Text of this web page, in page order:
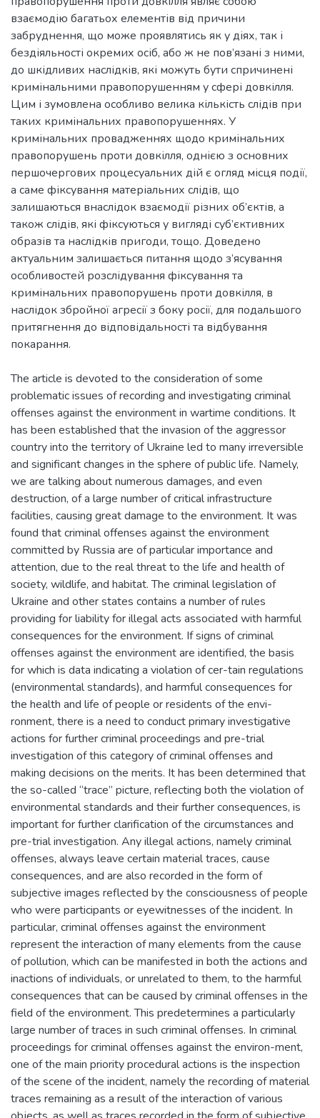
взаємодію багатьох елементів від причини
забруднення, що може проявлятись як у діях, так і
бездіяльності окремих осіб, або ж не пов’язані з ними,
до шкідливих наслідків, які можуть бути спричинені
кримінальними правопорушенням у сфері довкілля.
Цим і зумовлена особливо велика кількість слідів при
таких кримінальних правопорушеннях. У
кримінальних провадженнях щодо кримінальних
правопорушень проти довкілля, однією з основних
першочергових процесуальних дій є огляд місця події,
а саме фіксування матеріальних слідів, що
залишаються внаслідок взаємодії різних об’єктів, а
також слідів, які фіксуються у вигляді суб’єктивних
образів та наслідків пригоди, тощо. Доведено
актуальним залишається питання щодо з’ясування
особливостей розслідування фіксування та
кримінальних правопорушень проти довкілля, в
наслідок збройної агресії з боку росії, для подальшого
притягнення до відповідальності та відбування
покарання.
The article is devoted to the consideration of some
problematic issues of recording and investigating criminal
offenses against the environment in wartime conditions. It
has been established that the invasion of the aggressor
country into the territory of Ukraine led to many irreversible
and significant changes in the sphere of public life. Namely,
we are talking about numerous damages, and even
destruction, of a large number of critical infrastructure
facilities, causing great damage to the environment. It was
found that criminal offenses against the environment
committed by Russia are of particular importance and
attention, due to the real threat to the life and health of
society, wildlife, and habitat. The criminal legislation of
Ukraine and other states contains a number of rules
providing for liability for illegal acts associated with harmful
consequences for the environment. If signs of criminal
offenses against the environment are identified, the basis
for which is data indicating a violation of cer-tain regulations
(environmental standards), and harmful consequences for
the health and life of people or residents of the envi-
ronment, there is a need to conduct primary investigative
actions for further criminal proceedings and pre-trial
investigation of this category of criminal offenses and
making decisions on the merits. It has been determined that
the so-called “trace” picture, reflecting both the violation of
environmental standards and their further consequences, is
important for further clarification of the circumstances and
pre-trial investigation. Any illegal actions, namely criminal
offenses, always leave certain material traces, cause
consequences, and are also recorded in the form of
subjective images reflected by the consciousness of people
who were participants or eyewitnesses of the incident. In
particular, criminal offenses against the environment
represent the interaction of many elements from the cause
of pollution, which can be manifested in both the actions and
inactions of individuals, or unrelated to them, to the harmful
consequences that can be caused by criminal offenses in the
field of the environment. This predetermines a particularly
large number of traces in such criminal offenses. In criminal
proceedings for criminal offenses against the environ-ment,
one of the main priority procedural actions is the inspection
of the scene of the incident, namely the recording of material
traces remaining as a result of the interaction of various